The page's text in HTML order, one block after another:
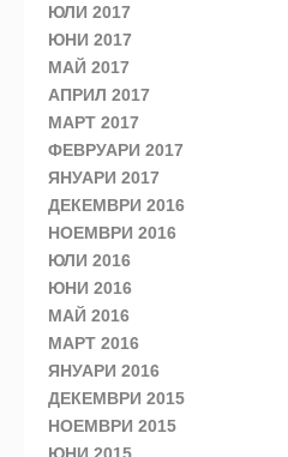
ЮЛИ 2017
ЮНИ 2017
МАЙ 2017
АПРИЛ 2017
МАРТ 2017
ФЕВРУАРИ 2017
ЯНУАРИ 2017
ДЕКЕМВРИ 2016
НОЕМВРИ 2016
ЮЛИ 2016
ЮНИ 2016
МАЙ 2016
МАРТ 2016
ЯНУАРИ 2016
ДЕКЕМВРИ 2015
НОЕМВРИ 2015
ЮНИ 2015